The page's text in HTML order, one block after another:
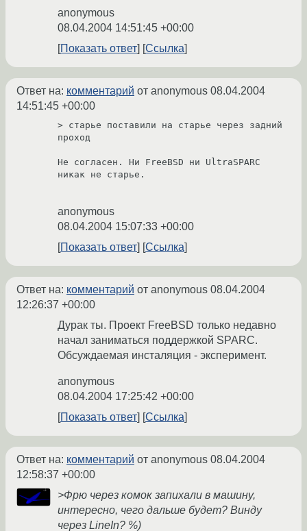
anonymous
08.04.2004 14:51:45 +00:00
Показать ответ
Ссылка
Ответ на: комментарий от anonymous 08.04.2004
14:51:45 +00:00
> старье поставили на старье через задний
проход
Не согласен. Ни FreeBSD ни UltraSPARC
никак не старье.
anonymous
08.04.2004 15:07:33 +00:00
Показать ответ
Ссылка
Ответ на: комментарий от anonymous 08.04.2004
12:26:37 +00:00
Дурак ты. Проект FreeBSD только недавно
начал заниматься поддержкой SPARC.
Обсуждаемая инсталяция - эксперимент.
anonymous
08.04.2004 17:25:42 +00:00
Показать ответ
Ссылка
Ответ на: комментарий от anonymous 08.04.2004
12:58:37 +00:00
>Фрю через комок запихали в машину,
интересно, чего дальше будет? Винду
через LineIn? %)